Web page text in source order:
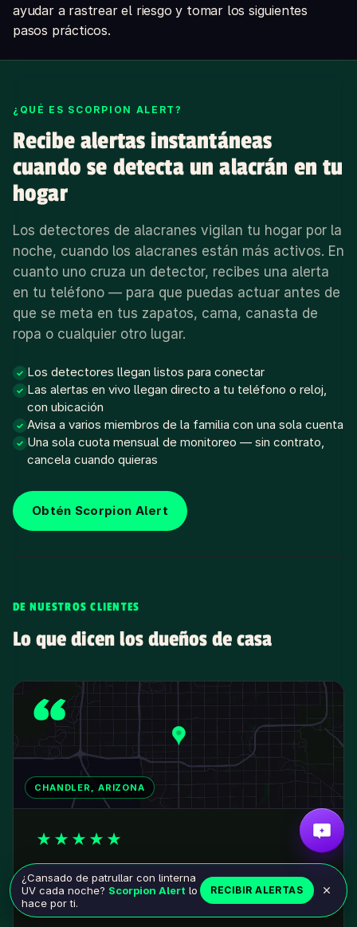
ayudar a rastrear el riesgo y tomar los siguientes
pasos prácticos.
¿QUÉ ES SCORPION ALERT?
Recibe alertas instantáneas
cuando se detecta un alacrán en tu
hogar
Los detectores de alacranes vigilan tu hogar por la
noche, cuando los alacranes están más activos. En
cuanto uno cruza un detector, recibes una alerta
en tu teléfono — para que puedas actuar antes de
que se meta en tus zapatos, cama, canasta de
ropa o cualquier otro lugar.
✓ Los detectores llegan listos para conectar
✓ Las alertas en vivo llegan directo a tu teléfono o reloj,
con ubicación
✓ Avisa a varios miembros de la familia con una sola cuenta
✓ Una sola cuota mensual de monitoreo — sin contrato,
cancela cuando quieras
Obtén Scorpion Alert
DE NUESTROS CLIENTES
Lo que dicen los dueños de casa
CHANDLER, ARIZONA
★ ★ ★ ★ ★
Mucho mejor que esas trampas pegajosas
asquerosas.
¿Cansado de patrullar con linterna
UV cada noche? Scorpion Alert lo
hace por ti.
RECIBIR ALERTAS